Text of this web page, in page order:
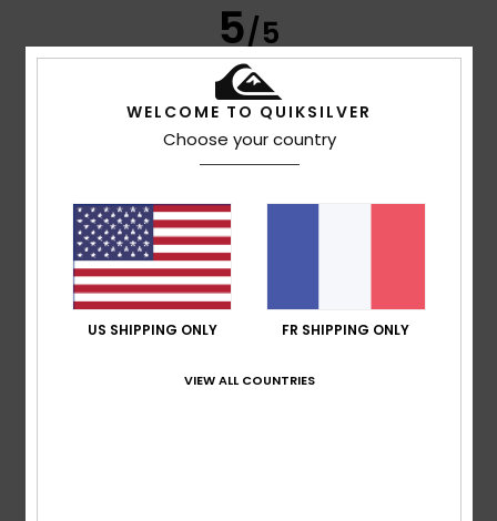
5/5
Un excellent produit, encore mieux que sur la photo
parfaiteMatière: 5/5 Coloris
Je recommande ce produit
5 /5
WELCOME TO QUIKSILVER
Choose your country
US SHIPPING ONLY FR SHIPPING ONLY
VIEW ALL COUNTRIES